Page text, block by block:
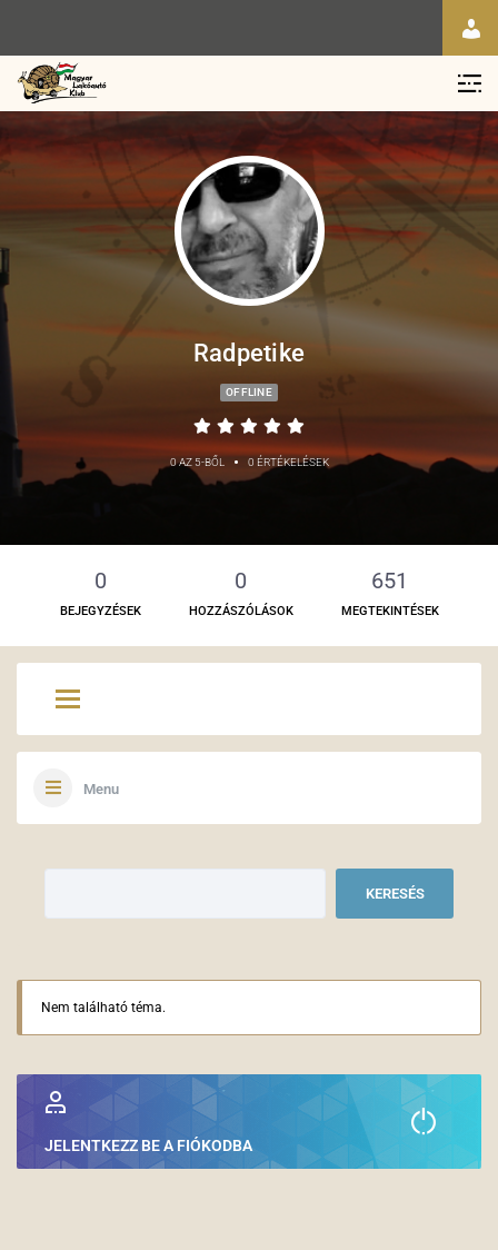
Radpetike
OFFLINE
0 AZ 5-BŐL • 0 ÉRTÉKELÉSEK
0
BEJEGYZÉSEK
0
HOZZÁSZÓLÁSOK
651
MEGTEKINTÉSEK
Menu
Nem található téma.
JELENTKEZZ BE A FIÓKODBA